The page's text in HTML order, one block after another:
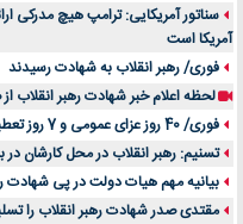
سناتور آمریکایی: ترامپ هیچ مدرکی
آمریکا است
فوری/ رهبر انقلاب به شهادت رسیدند
لحظه اعلام خبر شهادت رهبر انقلاب
فوری/ 40 روز عزای عمومی و 7 روز تعطیلی عمومی در ایران اعلام شد
تسنیم: رهبر انقلاب در محل کارشان
بیانیه مهم هیات دولت در پی شهادت
مقتدی صدر شهادت رهبر انقلاب را